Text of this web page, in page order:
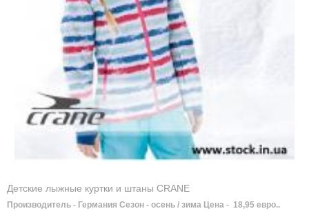
Детские лыжные куртки и штаны CRANE
Производитель - Германия Сезон - осень / зима Цена - 18,95 евро..